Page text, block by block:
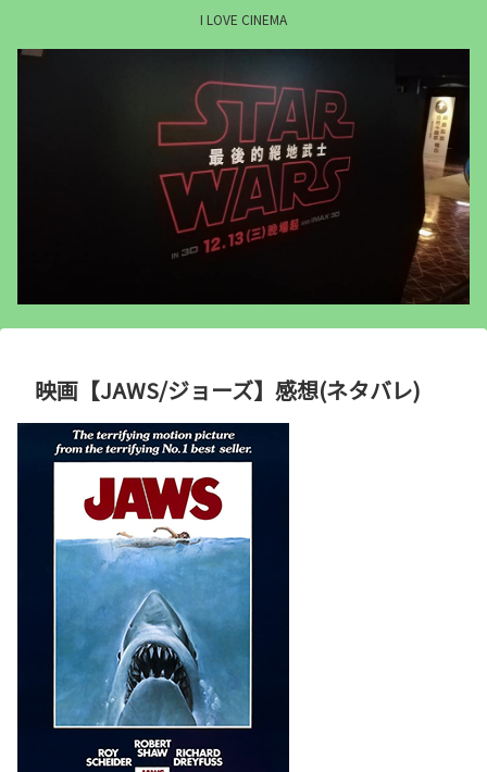
I LOVE CINEMA
映画【JAWS/ジョーズ】感想(ネタバレ)